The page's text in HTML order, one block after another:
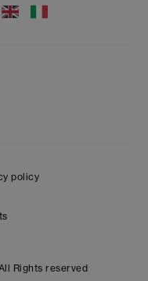
policy
Rights reserved